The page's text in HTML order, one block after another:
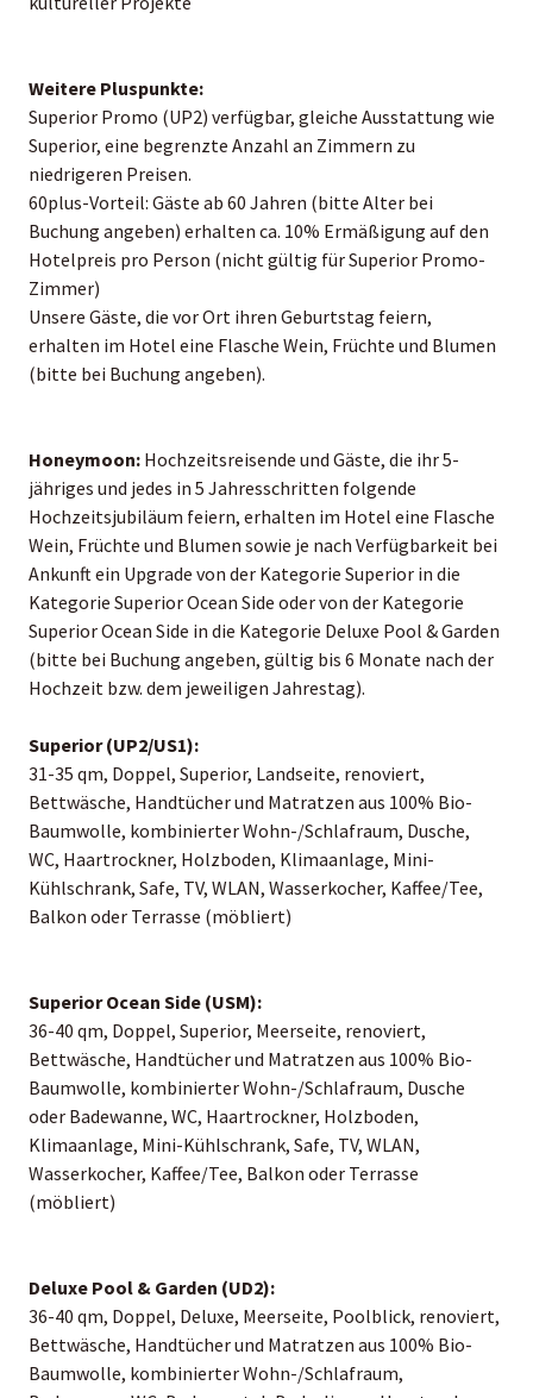
Weitere Pluspunkte:
Superior Promo (UP2) verfügbar, gleiche Ausstattung wie
Superior, eine begrenzte Anzahl an Zimmern zu
niedrigeren Preisen.
60plus-Vorteil: Gäste ab 60 Jahren (bitte Alter bei
Buchung angeben) erhalten ca. 10% Ermäßigung auf den
Hotelpreis pro Person (nicht gültig für Superior Promo-
Zimmer)
Unsere Gäste, die vor Ort ihren Geburtstag feiern,
erhalten im Hotel eine Flasche Wein, Früchte und Blumen
(bitte bei Buchung angeben).
Honeymoon: Hochzeitsreisende und Gäste, die ihr 5-
jähriges und jedes in 5 Jahresschritten folgende
Hochzeitsjubiläum feiern, erhalten im Hotel eine Flasche
Wein, Früchte und Blumen sowie je nach Verfügbarkeit bei
Ankunft ein Upgrade von der Kategorie Superior in die
Kategorie Superior Ocean Side oder von der Kategorie
Superior Ocean Side in die Kategorie Deluxe Pool & Garden
(bitte bei Buchung angeben, gültig bis 6 Monate nach der
Hochzeit bzw. dem jeweiligen Jahrestag).
Superior (UP2/US1):
31-35 qm, Doppel, Superior, Landseite, renoviert,
Bettwäsche, Handtücher und Matratzen aus 100% Bio-
Baumwolle, kombinierter Wohn-/Schlafraum, Dusche,
WC, Haartrockner, Holzboden, Klimaanlage, Mini-
Kühlschrank, Safe, TV, WLAN, Wasserkocher, Kaffee/Tee,
Balkon oder Terrasse (möbliert)
Superior Ocean Side (USM):
36-40 qm, Doppel, Superior, Meerseite, renoviert,
Bettwäsche, Handtücher und Matratzen aus 100% Bio-
Baumwolle, kombinierter Wohn-/Schlafraum, Dusche
oder Badewanne, WC, Haartrockner, Holzboden,
Klimaanlage, Mini-Kühlschrank, Safe, TV, WLAN,
Wasserkocher, Kaffee/Tee, Balkon oder Terrasse
(möbliert)
Deluxe Pool & Garden (UD2):
36-40 qm, Doppel, Deluxe, Meerseite, Poolblick, renoviert,
Bettwäsche, Handtücher und Matratzen aus 100% Bio-
Baumwolle, kombinierter Wohn-/Schlafraum,